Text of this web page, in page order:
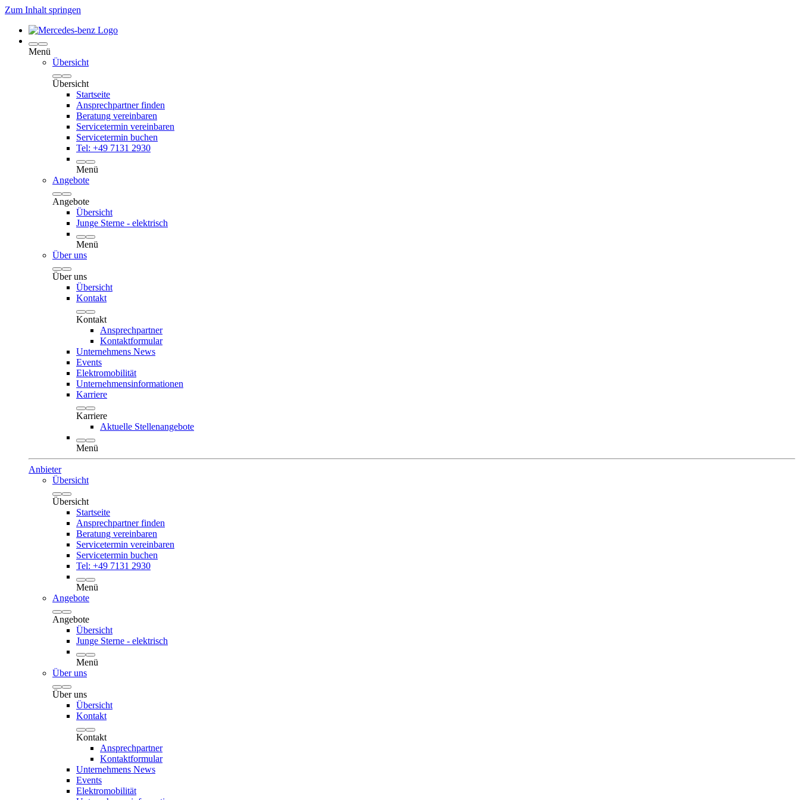
Zum Inhalt springen
Menü
Übersicht
Übersicht
Startseite
Ansprechpartner finden
Beratung vereinbaren
Servicetermin vereinbaren
Servicetermin buchen
Tel: +49 7131 2930
Menü
Angebote
Angebote
Übersicht
Junge Sterne - elektrisch
Menü
Über uns
Über uns
Übersicht
Kontakt
Kontakt
Ansprechpartner
Kontaktformular
Unternehmens News
Events
Elektromobilität
Unternehmensinformationen
Karriere
Karriere
Aktuelle Stellenangebote
Menü
Anbieter
Übersicht
Übersicht
Startseite
Ansprechpartner finden
Beratung vereinbaren
Servicetermin vereinbaren
Servicetermin buchen
Tel: +49 7131 2930
Menü
Angebote
Angebote
Übersicht
Junge Sterne - elektrisch
Menü
Über uns
Über uns
Übersicht
Kontakt
Kontakt
Ansprechpartner
Kontaktformular
Unternehmens News
Events
Elektromobilität